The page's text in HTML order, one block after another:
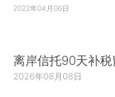
2022年04月06日
离岸信托90天补税
2026年08月08日